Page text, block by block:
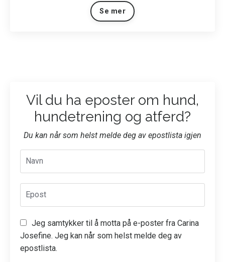
Se mer
Vil du ha eposter om hund,
hundetrening og atferd?
Du kan når som helst melde deg av epostlista igjen
Jeg samtykker til å motta på e-poster fra Carina
Josefine. Jeg kan når som helst melde deg av
epostlista.